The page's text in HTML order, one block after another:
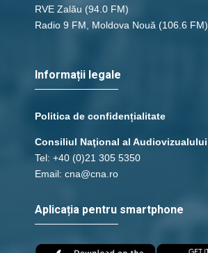
RVE Zalău (94.0 FM)
Radio 9 FM, Moldova Nouă (106.6 FM)
Informații legale
Politica de confidențialitate
Consiliul Naţional al Audiovizualului
Tel: +40 (0)21 305 5350
Email: cna@cna.ro
Aplicația pentru smartphone